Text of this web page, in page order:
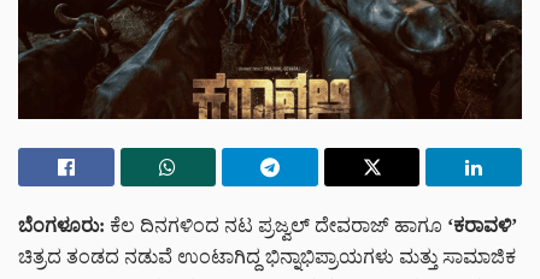
ಬೆಂಗಳೂರು: ಕೆಲ ದಿನಗಳಿಂದ ನಟ ಪ್ರಜ್ವಲ್ ದೇವರಾಜ್ ಹಾಗೂ ‘ಕರಾವಳಿ’
ಚಿತ್ರದ ತಂಡದ ನಡುವೆ ಉಂಟಾಗಿದ್ದ ಭಿನ್ನಾಭಿಪ್ರಾಯಗಳು ಮತ್ತು ಸಾಮಾಜಿಕ